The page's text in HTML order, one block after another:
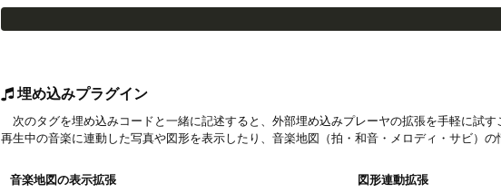
埋め込みプラグイン
次のタグを埋め込みコードと一緒に記述すると、外部埋め込みプレーヤの拡張を手軽に試す
再生中の音楽に連動した写真や図形を表示したり、音楽地図（拍・和音・メロディ・サビ）の
音楽地図の表示拡張 図形連動拡張